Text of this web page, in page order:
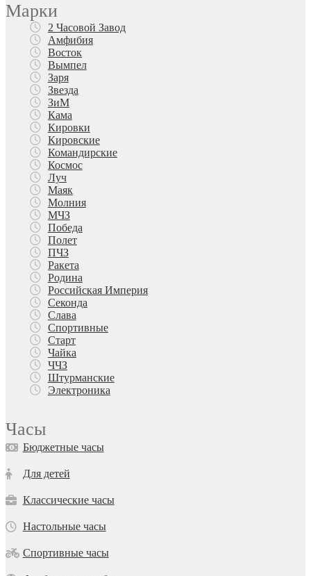
Марки
2 Часовой Завод
Амфибия
Восток
Вымпел
Заря
Звезда
ЗиМ
Кама
Кировки
Кировские
Командирские
Космос
Луч
Маяк
Молния
МЧЗ
Победа
Полет
ПЧЗ
Ракета
Родина
Российская Империя
Секонда
Слава
Спортивные
Старт
Чайка
ЧЧЗ
Штурманские
Электроника
Часы
Бюджетные часы
Для детей
Классические часы
Настольные часы
Спортивные часы